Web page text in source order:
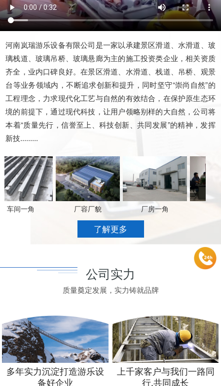
河南岚瑞游乐设备有限公司是一家以承建景区滑道、水滑道、玻
璃栈道、玻璃吊桥、玻璃悬廊为主的施工投资类企业，相关资质
齐全，业内口碑良好。在景区滑道、水滑道、栈道、吊桥、观景
台等业务领域内，不断追求创新和提升，同时坚守“崇尚自然”的
工程理念，力求现代化工艺与自然的有效结合，在保护原生态环
境的前提下，通过现代科技，让用户领略别样的大自然，公司将
本着“质量先行，信誉至上、科技创新、共同发展”的精神，发挥
新技.........
间一角 厂容厂貌 厂房一角
了解更多
公司实力
质量奠定发展，实力铸就品牌
多年实力沉淀打造游乐设
备好企业
上千家客户与我们一路同
行,共同成长